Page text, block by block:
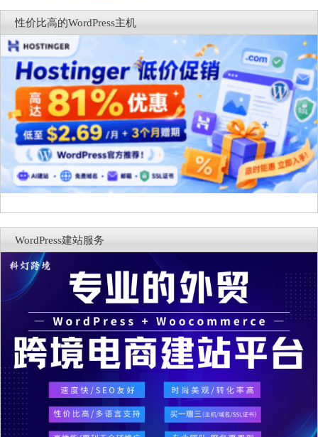
性价比高的WordPress主机
WordPress建站服务